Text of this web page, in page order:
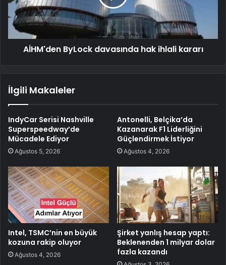
AİHM'den ByLock davasında hak ihlali kararı
İlgili Makaleler
IndyCar Serisi Nashville
Superspeedway’de
Mücadele Ediyor
Ağustos 5, 2026
Antonelli, Belçika’da
Kazanarak F1 Liderliğini
Güçlendirmek İstiyor
Ağustos 4, 2026
Intel, TSMC’nin en büyük
kozuna rakip oluyor
Ağustos 4, 2026
Şirket yanlış hesap yaptı:
Beklenenden 1 milyar dolar
fazla kazandı